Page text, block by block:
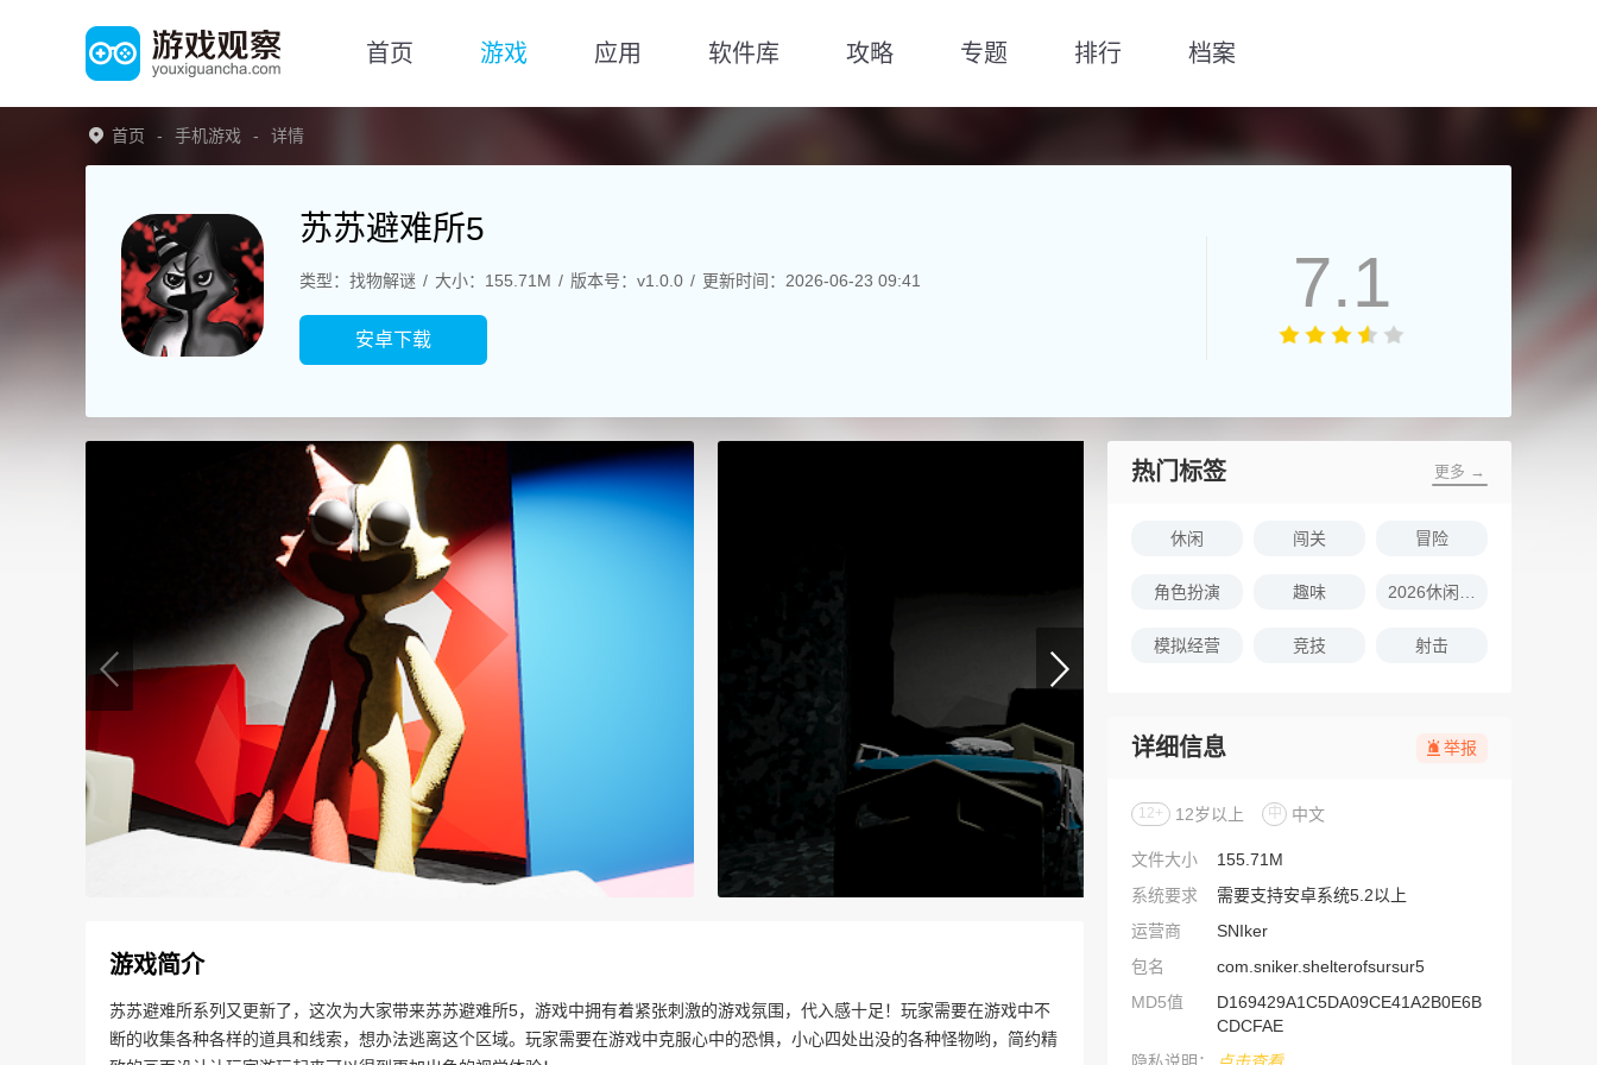
首页 游戏 应用 软件库 攻略 专题 排行 档案
首页 手机游戏 详情
苏苏避难所5
类型：找物解谜 大小：155.71M 版本号：v1.0.0 更新时间：2026-06-23 09:41
安卓下载
7.1
游戏简介
苏苏避难所系列又更新了，这次为大家带来苏苏避难所5，游戏中拥有着紧张刺激的游戏氛围，代入感十足！玩家需要在游戏中不
断的收集各种各样的道具和线索，想办法逃离这个区域。玩家需要在游戏中克服心中的恐惧，小心四处出没的各种怪物哟，简约精
热门标签 更多 →
休闲 闯关 冒险
角色扮演 趣味
模拟经营 竞技 射击
详细信息 举报
12+ 12岁以上 中 中文
文件大小
155.71M
系统要求
需要支持安卓系统5.2以上
运营商
SNIker
包名
com.sniker.shelterofsursur5
MD5值
D169429A1C5DA09CE41A2B0E6B
CDCFAE